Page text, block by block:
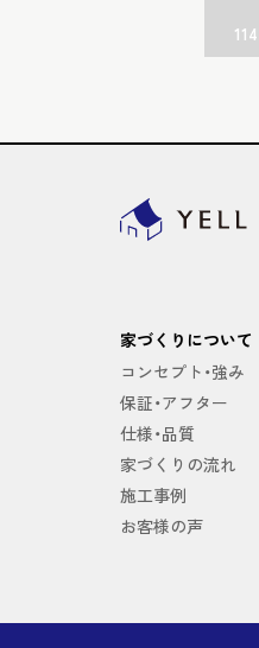
114
家づくりについて
コンセプト・強み
保証・アフター
仕様・品質
家づくりの流れ
施工事例
お客様の声